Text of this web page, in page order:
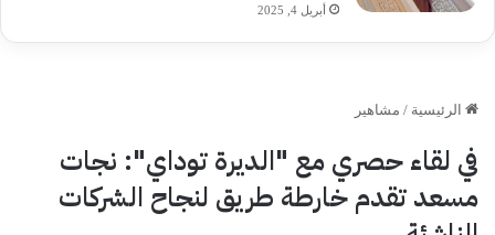
أبريل 4, 2025